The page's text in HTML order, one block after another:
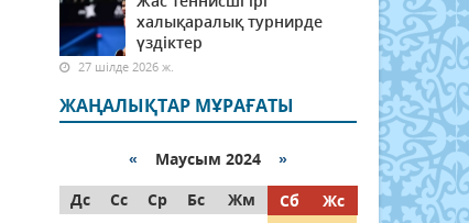
халықаралық турнирде
үздіктер
27 шілде 2026 ж.
ЖАҢАЛЫҚТАР МҰРАҒАТЫ
« Маусым 2024 »
Дс
Сс Ср Бс Жм Сб
Жс